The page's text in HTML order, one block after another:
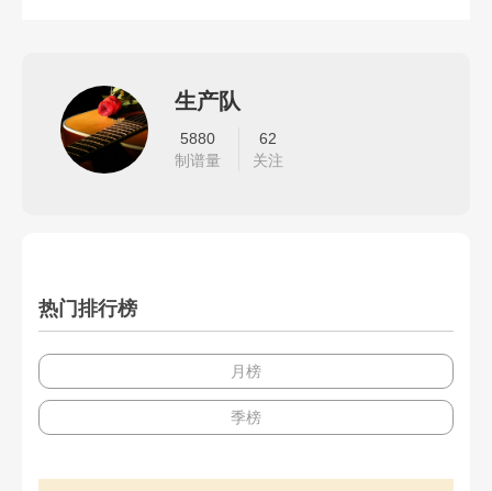
生产队
5880
制谱量
62
关注
热门排行榜
月榜
季榜